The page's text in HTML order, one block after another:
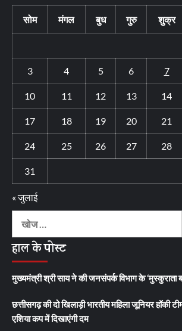
सोम मंगल बुध गुरु शुक्र
3 4 5 6 7
10 11 12 13 14
17 18 19 20 21
24 25 26 27 28
31
« जुलाई
निम्न
खोजें:
हाल के पोस्ट
मुख्यमंत्री श्री साय ने की जनसंपर्क विभाग के ‘मुस्कुराता
छत्तीसगढ़ की दो खिलाड़ी भारतीय महिला जूनियर हॉकी
एशिया कप में दिखाएंगी दम